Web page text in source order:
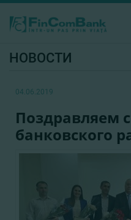
НОВОСТИ
04.06.2019
Поздравляем
банковского